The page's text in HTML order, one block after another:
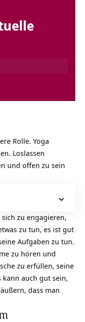
Rolle. Yoga
Loslassen
und offen zu sein
zu engagieren,
zu tun, es ist gut
Aufgaben zu tun.
zu hören und
zu erfüllen, seine
kann auch gut sein,
dass man